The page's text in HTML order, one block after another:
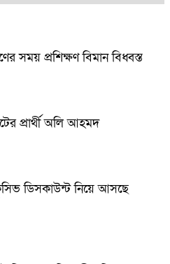
সময় প্রশিক্ষণ বিমান বিধ্বস্ত
প্রার্থী অলি আহমদ
ডিসকাউন্ট নিয়ে আসছে